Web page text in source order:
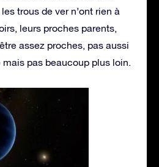
trous de ver n’ont rien à
leurs proches parents,
assez proches, pas aussi
pas beaucoup plus loin.